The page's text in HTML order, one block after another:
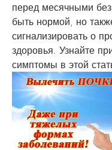
перед месячными
быть нормой, но
сигнализировать о
здоровья. Узнайте
симптомы в этой